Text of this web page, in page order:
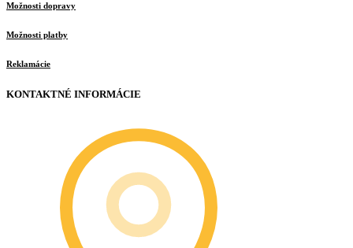
Možnosti dopravy
Možnosti platby
Reklamácie
KONTAKTNÉ INFORMÁCIE